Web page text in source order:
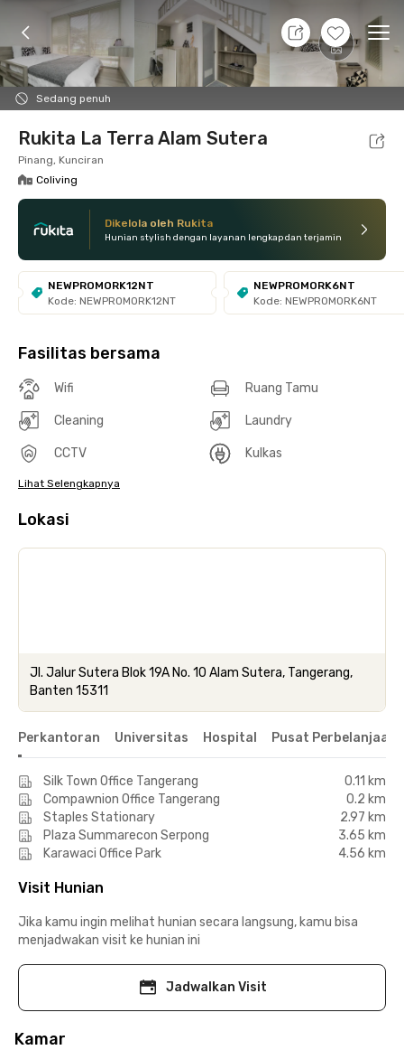
+8
Sedang penuh
10 Agt 26 - Belum tahu
Foto Fasilitas bersama Lokasi Kamar
Rukita La Terra Alam Sutera
Pinang, Kunciran
Coliving
Dikelola oleh Rukita
Hunian stylish dengan layanan lengkap dan terjamin
NEWPROMORK12NT
Kode: NEWPROMORK12NT
NEWPROMORK6NT
Kode: NEWPROMORK6NT
Fasilitas bersama
Wifi Ruang Tamu
Cleaning Laundry
CCTV Kulkas
Lihat Selengkapnya
Lokasi
Jl. Jalur Sutera Blok 19A No. 10 Alam Sutera, Tangerang,
Banten 15311
Perkantoran Universitas Hospital Pusat Perbelanjaan
Silk Town Office Tangerang
0.11 km
Compawnion Office Tangerang
0.2 km
Staples Stationary
2.97 km
Plaza Summarecon Serpong
3.65 km
Karawaci Office Park
4.56 km
Visit Hunian
Jika kamu ingin melihat hunian secara langsung, kamu bisa
menjadwakan visit ke hunian ini
Jadwalkan Visit
Kamar